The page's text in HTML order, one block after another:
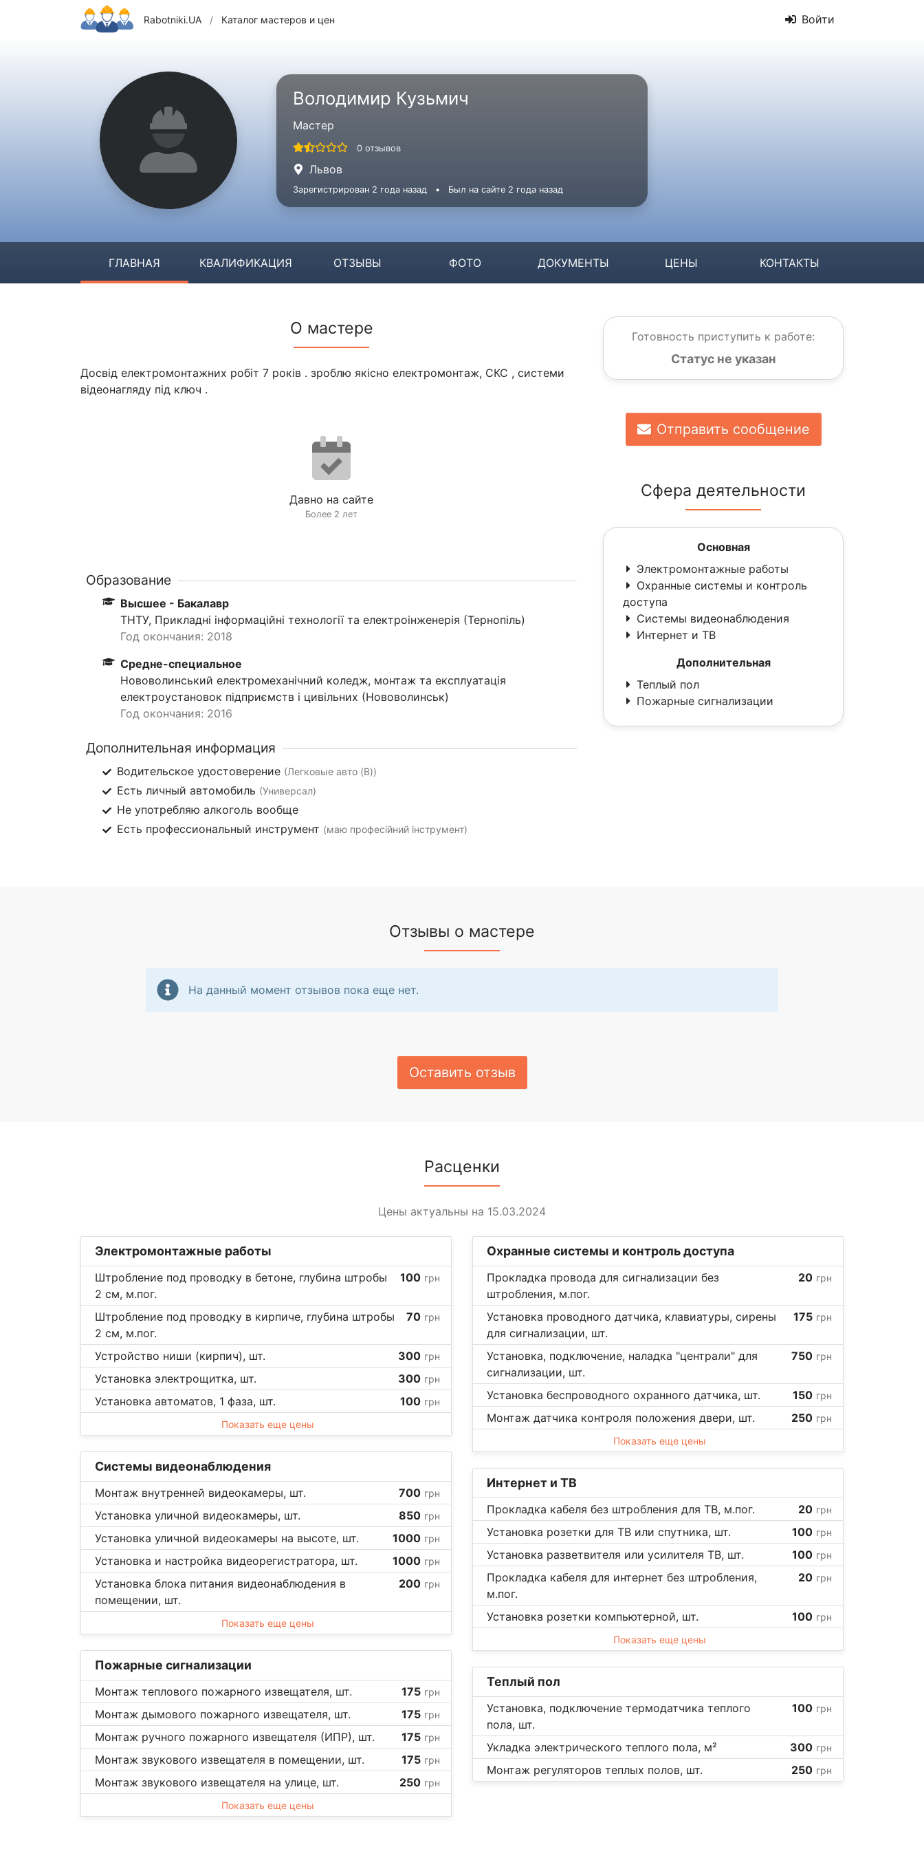
Rabotniki.UA / Каталог мастеров и цен Войти
Володимир Кузьмич
Мастер
0 отзывов
Львов
Зарегистрирован 2 года назад • Был на сайте 2 года назад
ГЛАВНАЯ КВАЛИФИКАЦИЯ ОТЗЫВЫ ФОТО ДОКУМЕНТЫ ЦЕНЫ КОНТАКТЫ
О мастере
Досвід електромонтажних робіт 7 років . зроблю якісно електромонтаж, СКС , системи
відеонагляду під ключ .
Давно на сайте
Более 2 лет
Образование
Высшее - Бакалавр
ТНТУ, Прикладні інформаційні технології та електроінженерія (Тернопіль)
Год окончания: 2018
Средне-специальное
Нововолинський електромеханічний коледж, монтаж та експлуатація
електроустановок підприємств і цивільних (Нововолинськ)
Год окончания: 2016
Дополнительная информация
Водительское удостоверение (Легковые авто (B))
Есть личный автомобиль (Универсал)
Не употребляю алкоголь вообще
Есть профессиональный инструмент (маю професійний інструмент)
Готовность приступить к работе:
Статус не указан
Отправить сообщение
Сфера деятельности
Основная
Электромонтажные работы
Охранные системы и контроль
доступа
Системы видеонаблюдения
Интернет и ТВ
Дополнительная
Теплый пол
Пожарные сигнализации
Отзывы о мастере
На данный момент отзывов пока еще нет.
Оставить отзыв
Расценки
Цены актуальны на 15.03.2024
Электромонтажные работы
Штробление под проводку в бетоне, глубина штробы
2 см, м.пог.
100 грн
Штробление под проводку в кирпиче, глубина штробы
2 см, м.пог.
70 грн
Устройство ниши (кирпич), шт. 300 грн
Установка электрощитка, шт. 300 грн
Установка автоматов, 1 фаза, шт. 100 грн
Показать еще цены
Системы видеонаблюдения
Монтаж внутренней видеокамеры, шт. 700 грн
Установка уличной видеокамеры, шт. 850 грн
Установка уличной видеокамеры на высоте, шт. 1000 грн
Установка и настройка видеорегистратора, шт. 1000 грн
Установка блока питания видеонаблюдения в
помещении, шт.
200 грн
Показать еще цены
Пожарные сигнализации
Монтаж теплового пожарного извещателя, шт. 175 грн
Монтаж дымового пожарного извещателя, шт. 175 грн
Монтаж ручного пожарного извещателя (ИПР), шт. 175 грн
Монтаж звукового извещателя в помещении, шт. 175 грн
Монтаж звукового извещателя на улице, шт. 250 грн
Показать еще цены
Охранные системы и контроль доступа
Прокладка провода для сигнализации без
штробления, м.пог.
20 грн
Установка проводного датчика, клавиатуры, сирены
для сигнализации, шт.
175 грн
Установка, подключение, наладка "централи" для
сигнализации, шт.
750 грн
Установка беспроводного охранного датчика, шт. 150 грн
Монтаж датчика контроля положения двери, шт. 250 грн
Показать еще цены
Интернет и ТВ
Прокладка кабеля без штробления для ТВ, м.пог. 20 грн
Установка розетки для ТВ или спутника, шт. 100 грн
Установка разветвителя или усилителя ТВ, шт. 100 грн
Прокладка кабеля для интернет без штробления,
м.пог.
20 грн
Установка розетки компьютерной, шт. 100 грн
Показать еще цены
Теплый пол
Установка, подключение термодатчика теплого
пола, шт.
100 грн
Укладка электрического теплого пола, м² 300 грн
Монтаж регуляторов теплых полов, шт. 250 грн